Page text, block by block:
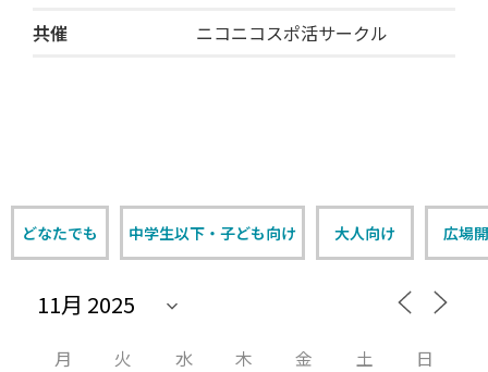
共催
ニコニコスポ活サークル
どなたでも 中学生以下・子ども向け 大人向け 広場
月 火 水 木 金 土
日